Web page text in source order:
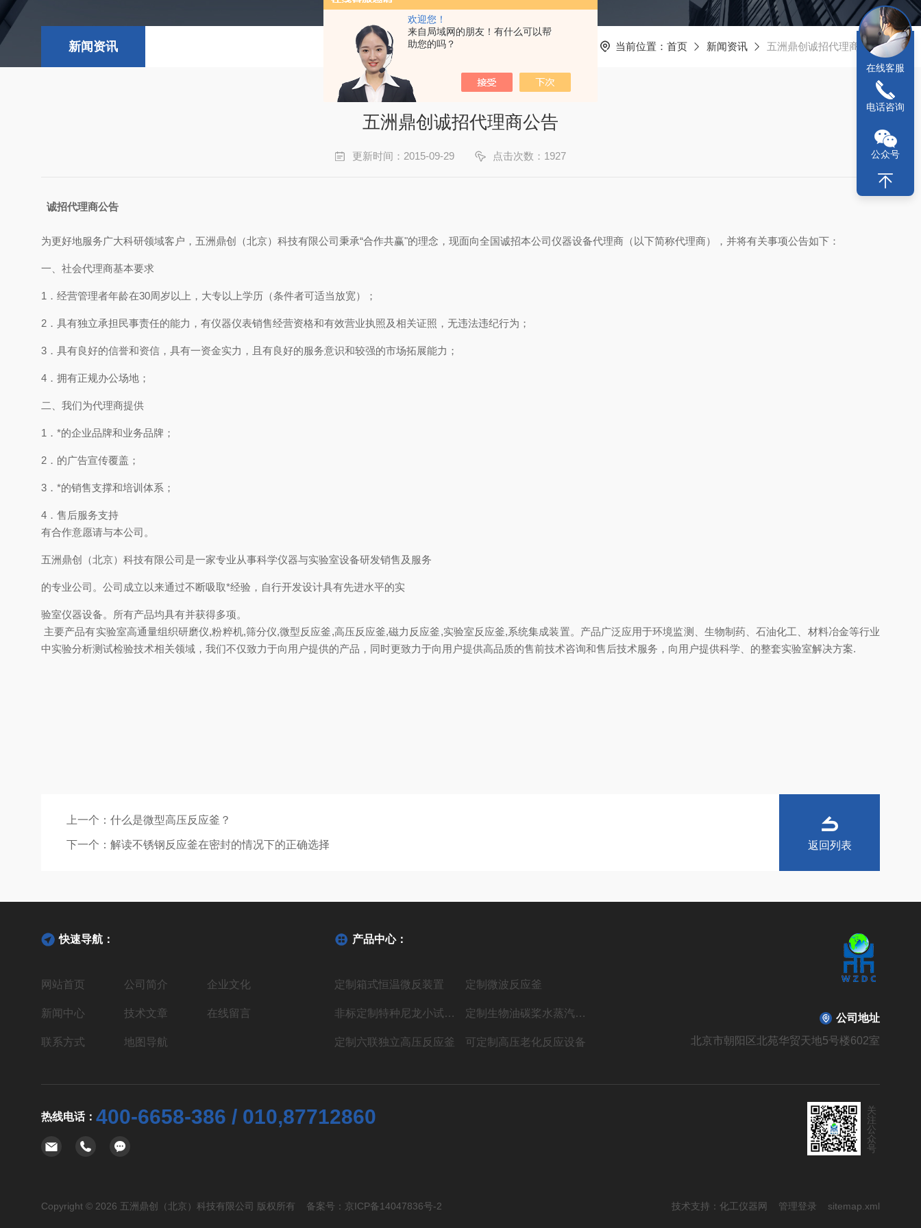
欢迎您！
来自局域网的朋友！有什么可以帮
助您的吗？
新闻资讯 当前位置： 首页 新闻资讯 五洲鼎创诚招代理商公告
五洲鼎创诚招代理商公告
更新时间：2015-09-29 点击次数：1927
诚招代理商公告
为更好地服务广大科研领域客户，五洲鼎创（北京）科技有限公司秉承“合作共赢"的理念，现面向全国诚招本公司仪器设备代理商（以下简称代理商），并将有关事项公告如下：
一、社会代理商基本要求
1．经营管理者年龄在30周岁以上，大专以上学历（条件者可适当放宽）；
2．具有独立承担民事责任的能力，有仪器仪表销售经营资格和有效营业执照及相关证照，无违法违纪行为；
3．具有良好的信誉和资信，具有一资金实力，且有良好的服务意识和较强的市场拓展能力；
4．拥有正规办公场地；
二、我们为代理商提供
1．*的企业品牌和业务品牌；
2．的广告宣传覆盖；
3．*的销售支撑和培训体系；
4．售后服务支持
有合作意愿请与本公司。
五洲鼎创（北京）科技有限公司是一家专业从事科学仪器与实验室设备研发销售及服务
的专业公司。公司成立以来通过不断吸取*经验，自行开发设计具有先进水平的实
验室仪器设备。所有产品均具有并获得多项。
主要产品有实验室高通量组织研磨仪,粉粹机,筛分仪,微型反应釜,高压反应釜,磁力反应釜,实验室反应釜,系统集成装置。产品广泛应用于环境监测、生物制药、石油化工、材料冶金等行业
中实验分析测试检验技术相关领域，我们不仅致力于向用户提供的产品，同时更致力于向用户提供高品质的售前技术咨询和售后技术服务，向用户提供科学、的整套实验室解决方案.
上一个： 什么是微型高压反应釜？
下一个： 解读不锈钢反应釜在密封的情况下的正确选择 返回列表
快速导航：
网站首页 公司简介 企业文化
新闻中心 技术文章 在线留言
联系方式 地图导航
产品中心：
定制箱式恒温微反装置 定制微波反应釜
非标定制特种尼龙小试聚合反应装置 定制生物油碳桨水蒸汽气化制氢液体燃料装置
定制六联独立高压反应釜 可定制高压老化反应设备
公司地址
北京市朝阳区北苑华贸天地5号楼602室
热线电话： 400-6658-386 / 010,87712860
关
注
公
众
号
Copyright © 2026 五洲鼎创（北京）科技有限公司 版权所有 备案号： 京ICP备14047836号-2 技术支持： 化工仪器网 管理登录 sitemap.xml
在线客服
电话咨询
公众号